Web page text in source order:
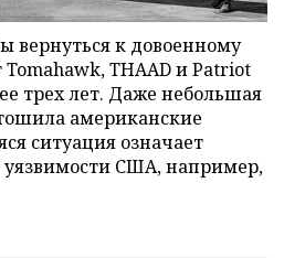
вернуться к довоенному
Tomahawk, THAAD и Patriot
трех лет. Даже небольшая
американские
ситуация означает
США, например,